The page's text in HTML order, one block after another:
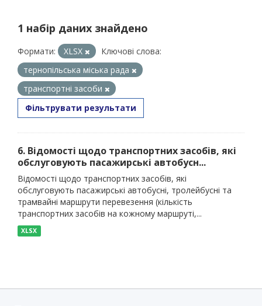
1 набір даних знайдено
Формати: XLSX
Ключові слова:
тернопільська міська рада
транспортні засоби
Фільтрувати результати
6. Відомості щодо транспортних засобів, які
обслуговують пасажирські автобусн...
Відомості щодо транспортних засобів, які
обслуговують пасажирські автобусні, тролейбусні та
трамвайні маршрути перевезення (кількість
транспортних засобів на кожному маршруті,...
XLSX